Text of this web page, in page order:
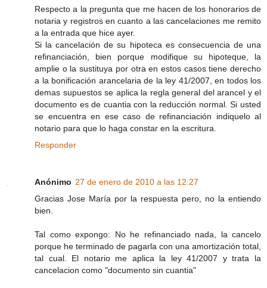
Respecto a la pregunta que me hacen de los honorarios de
notaria y registros en cuanto a las cancelaciones me remito
a la entrada que hice ayer.
Si la cancelación de su hipoteca es consecuencia de una
refinanciación, bien porque modifique su hipoteque, la
amplie o la sustituya por otra en estos casos tiene derecho
a la bonificación arancelaria de la ley 41/2007, en todos los
demas supuestos se aplica la regla general del arancel y el
documento es de cuantia con la reducción normal. Si usted
se encuentra en ese caso de refinanciación indiquelo al
notario para que lo haga constar en la escritura.
Responder
Anónimo 27 de enero de 2010 a las 12:27
Gracias Jose María por la respuesta pero, no la entiendo
bien.
Tal como expongo: No he refinanciado nada, la cancelo
porque he terminado de pagarla con una amortización total,
tal cual. El notario me aplica la ley 41/2007 y trata la
cancelacion como "documento sin cuantia"